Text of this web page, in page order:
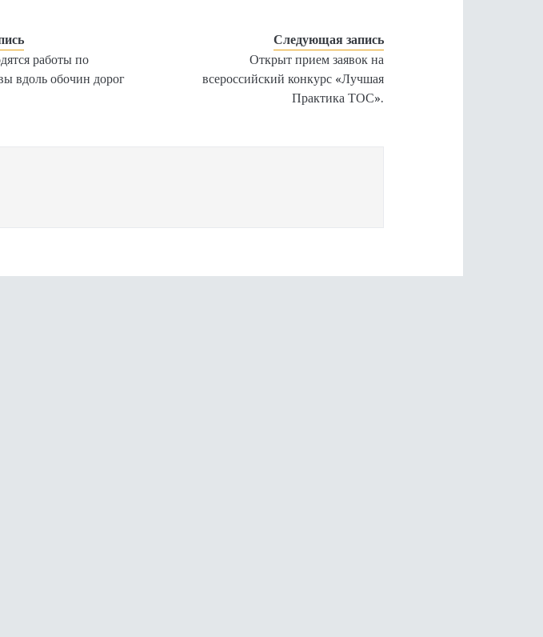
работы по
вдоль обочин дорог
Следующая запись
Открыт прием заявок на
всероссийский конкурс «Лучшая
Практика ТОС».